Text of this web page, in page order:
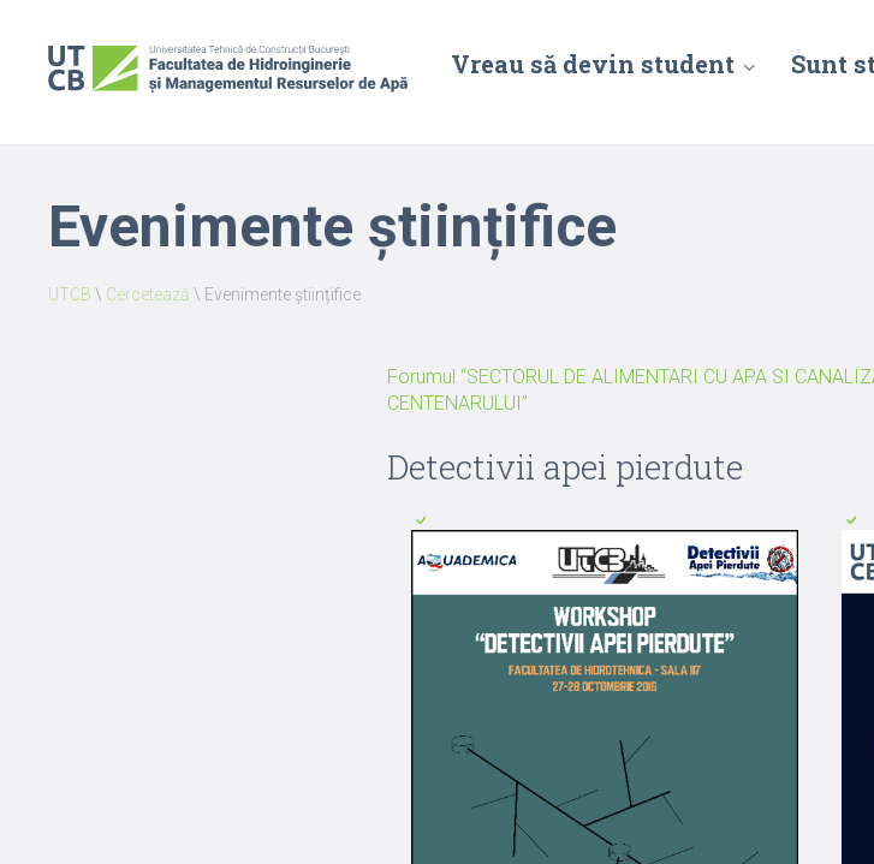
Vreau să devin student Sunt
Evenimente științifice
UTCB \ Cercetează \ Evenimente științifice
Forumul “SECTORUL DE ALIMENTARI CU APA SI
CENTENARULUI”
Detectivii apei pierdute